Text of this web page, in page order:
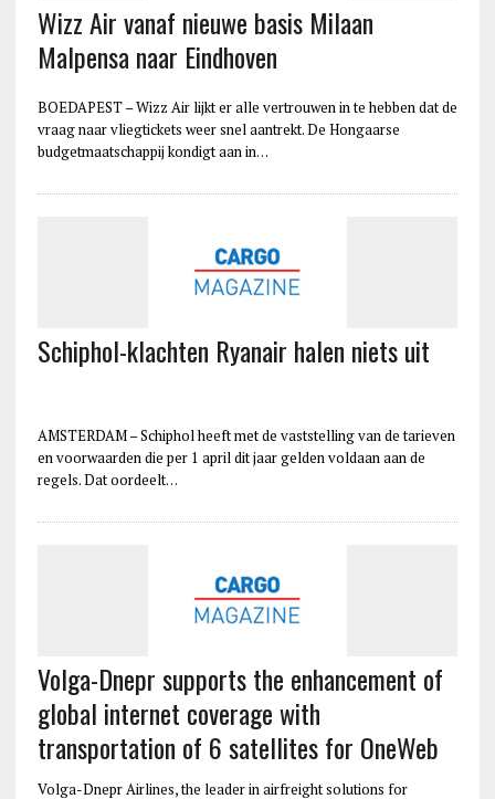
Wizz Air vanaf nieuwe basis Milaan
Malpensa naar Eindhoven
BOEDAPEST – Wizz Air lijkt er alle vertrouwen in te hebben dat de
vraag naar vliegtickets weer snel aantrekt. De Hongaarse
budgetmaatschappij kondigt aan in…
Schiphol-klachten Ryanair halen niets uit
AMSTERDAM – Schiphol heeft met de vaststelling van de tarieven
en voorwaarden die per 1 april dit jaar gelden voldaan aan de
regels. Dat oordeelt…
Volga-Dnepr supports the enhancement of
global internet coverage with
transportation of 6 satellites for OneWeb
Volga-Dnepr Airlines, the leader in airfreight solutions for